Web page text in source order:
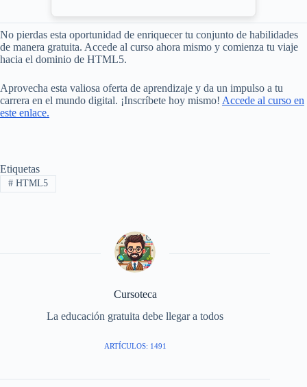
No pierdas esta oportunidad de enriquecer tu conjunto de habilidades
de manera gratuita. Accede al curso ahora mismo y comienza tu viaje
hacia el dominio de HTML5.
Aprovecha esta valiosa oferta de aprendizaje y da un impulso a tu
carrera en el mundo digital. ¡Inscríbete hoy mismo! Accede al curso en
este enlace.
Etiquetas
#HTML5
Cursoteca
La educación gratuita debe llegar a todos
ARTÍCULOS: 1491